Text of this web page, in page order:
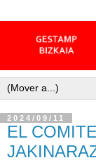
2024/09/11
EL